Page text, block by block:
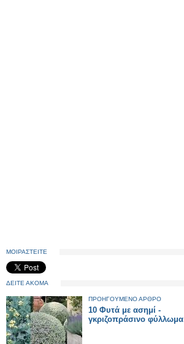
ΜΟΙΡΑΣΤΕΙΤΕ
ΔΕΙΤΕ ΑΚΟΜΑ
ΠΡΟΗΓΟΥΜΕΝΟ ΑΡΘΡΟ
10 Φυτά με ασημί -
γκριζοπράσινο φύλλωμα